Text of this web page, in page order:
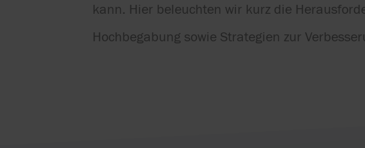
kann. Hier beleuchten wir kurz die
Hochbegabung sowie Strategien zur